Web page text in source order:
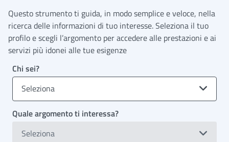
Questo strumento ti guida, in modo semplice e veloce, nella
ricerca delle informazioni di tuo interesse. Seleziona il tuo
profilo e scegli l’argomento per accedere alle prestazioni e ai
servizi più idonei alle tue esigenze
Chi sei?
Seleziona
Quale argomento ti interessa?
Seleziona